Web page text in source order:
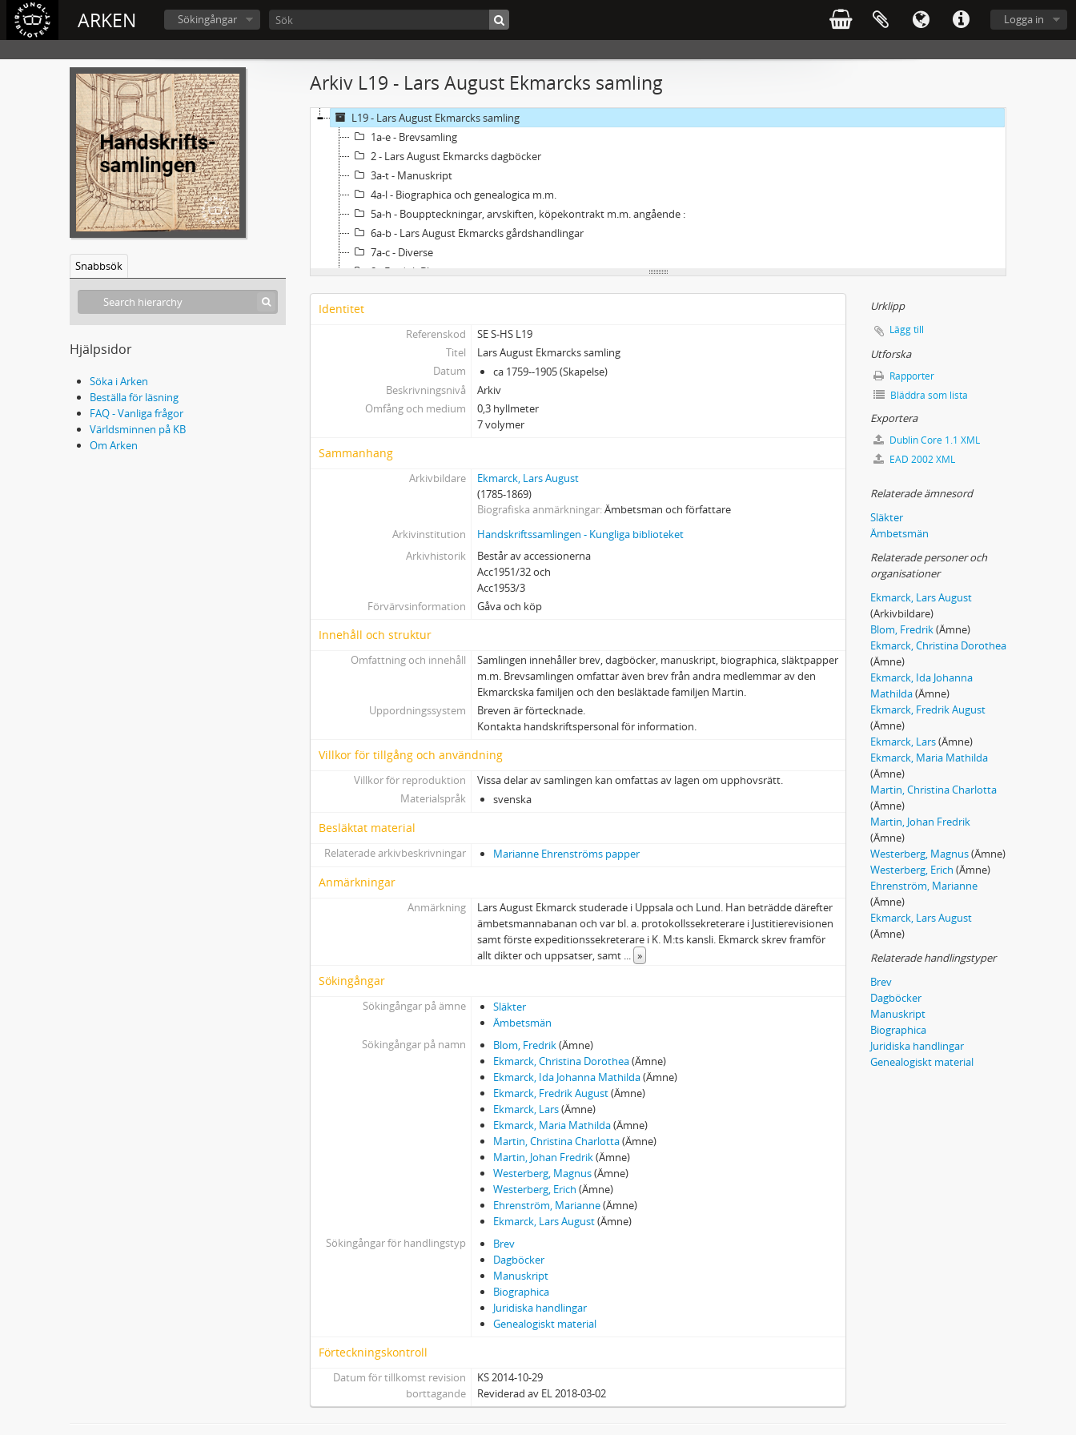
ARKEN Logga in
Sökingångar
Snabbsök
Hjälpsidor
Söka i Arken
Beställa för läsning
FAQ - Vanliga frågor
Världsminnen på KB
Om Arken
Arkiv L19 - Lars August Ekmarcks samling
L19 - Lars August Ekmarcks samling
1a-e - Brevsamling
2 - Lars August Ekmarcks dagböcker
3a-t - Manuskript
4a-l - Biographica och genealogica m.m.
5a-h - Bouppteckningar, arvskiften, köpekontrakt m.m. angående :
6a-b - Lars August Ekmarcks gårdshandlingar
7a-c - Diverse
8 - Fredrik Blom
Identitet
Referenskod
SE S-HS L19
Titel
Lars August Ekmarcks samling
Datum
ca 1759--1905 (Skapelse)
Beskrivningsnivå
Arkiv
Omfång och medium
0,3 hyllmeter
7 volymer
Sammanhang
Arkivbildare
Ekmarck, Lars August
(1785-1869)
Biografiska anmärkningar Ämbetsman och författare
Arkivinstitution
Handskriftssamlingen - Kungliga biblioteket
Arkivhistorik
Består av accessionerna
Acc1951/32 och
Acc1953/3
Förvärvsinformation
Gåva och köp
Innehåll och struktur
Omfattning och innehåll
Samlingen innehåller brev, dagböcker, manuskript, biographica, släktpapper
m.m. Brevsamlingen omfattar även brev från andra medlemmar av den
Ekmarckska familjen och den besläktade familjen Martin.
Uppordningssystem
Breven är förtecknade.
Kontakta handskriftspersonal för information.
Villkor för tillgång och användning
Villkor för reproduktion
Vissa delar av samlingen kan omfattas av lagen om upphovsrätt.
Materialspråk
svenska
Besläktat material
Relaterade arkivbeskrivningar Marianne Ehrenströms papper
Anmärkningar
Anmärkning
Lars August Ekmarck studerade i Uppsala och Lund. Han beträdde därefter
ämbetsmannabanan och var bl. a. protokollssekreterare i Justitierevisionen
samt förste expeditionssekreterare i K. M:ts kansli. Ekmarck skrev framför
allt dikter och uppsatser, samt ... »
Sökingångar
Sökingångar på ämne
Släkter
Ämbetsmän
Sökingångar på namn
Blom, Fredrik(Ämne)
Ekmarck, Christina Dorothea(Ämne)
Ekmarck, Ida Johanna Mathilda(Ämne)
Ekmarck, Fredrik August(Ämne)
Ekmarck, Lars(Ämne)
Ekmarck, Maria Mathilda(Ämne)
Martin, Christina Charlotta(Ämne)
Martin, Johan Fredrik(Ämne)
Westerberg, Magnus(Ämne)
Westerberg, Erich (Ämne)
Ehrenström, Marianne(Ämne)
Ekmarck, Lars August(Ämne)
Sökingångar för handlingstyp
Brev
Dagböcker
Manuskript
Biographica
Juridiska handlingar
Genealogiskt material
Förteckningskontroll
Datum för tillkomst revision
borttagande
KS 2014-10-29
Reviderad av EL 2018-03-02
Urklipp
Lägg till
Utforska
Rapporter
Bläddra som lista
Exportera
Dublin Core 1.1 XML
EAD 2002 XML
Relaterade ämnesord
Släkter
Ämbetsmän
Relaterade personer och
organisationer
Ekmarck, Lars August
(Arkivbildare)
Blom, Fredrik(Ämne)
Ekmarck, Christina Dorothea
(Ämne)
Ekmarck, Ida Johanna
Mathilda(Ämne)
Ekmarck, Fredrik August
(Ämne)
Ekmarck, Lars(Ämne)
Ekmarck, Maria Mathilda
(Ämne)
Martin, Christina Charlotta
(Ämne)
Martin, Johan Fredrik
(Ämne)
Westerberg, Magnus(Ämne)
Westerberg, Erich (Ämne)
Ehrenström, Marianne
(Ämne)
Ekmarck, Lars August
(Ämne)
Relaterade handlingstyper
Brev
Dagböcker
Manuskript
Biographica
Juridiska handlingar
Genealogiskt material